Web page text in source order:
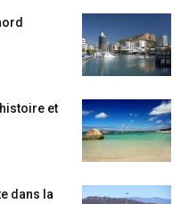
et
dans la